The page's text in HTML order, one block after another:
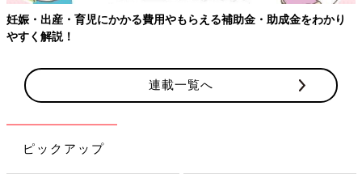
妊娠・出産・育児にかかる費用やもらえる補助金・助成金をわかり
やすく解説！
連載一覧へ
ピックアップ